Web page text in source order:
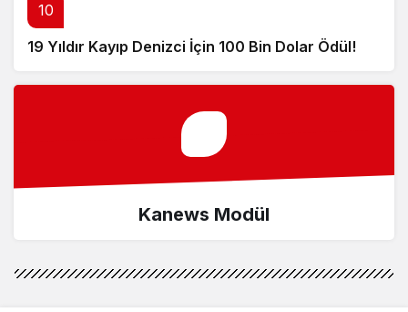
10
19 Yıldır Kayıp Denizci İçin 100 Bin Dolar Ödül!
Kanews Modül